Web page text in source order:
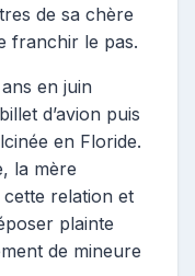
de sa chère
franchir le pas.
en juin
d’avion puis
en Floride.
la mère
cette relation et
plainte
de mineure